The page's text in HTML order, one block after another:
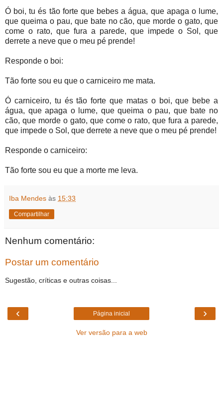
Ó boi, tu és tão forte que bebes a água, que apaga o lume,
que queima o pau, que bate no cão, que morde o gato, que
come o rato, que fura a parede, que impede o Sol, que
derrete a neve que o meu pé prende!
Responde o boi:
Tão forte sou eu que o carniceiro me mata.
Ó carniceiro, tu és tão forte que matas o boi, que bebe a
água, que apaga o lume, que queima o pau, que bate no
cão, que morde o gato, que come o rato, que fura a parede,
que impede o Sol, que derrete a neve que o meu pé prende!
Responde o carniceiro:
Tão forte sou eu que a morte me leva.
Iba Mendes às 15:33
Compartilhar
Nenhum comentário:
Postar um comentário
Sugestão, críticas e outras coisas...
‹ ›
Página inicial
Ver versão para a web